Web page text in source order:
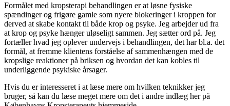
Formålet med kropsterapi behandlingen er at løsne fysiske
spændinger og frigøre gamle som nyere blokeringer i kroppen for
derved at skabe kontakt til både krop og psyke. Jeg arbejder ud fra
at krop og psyke hænger uløseligt sammen. Jeg sætter ord på. Jeg
fortæller hvad jeg oplever undervejs i behandlingen, det har bl.a. det
formål, at fremme klientens forståelse af sammenhængen med de
kropslige reaktioner på briksen og hvordan det kan kobles til
underliggende psykiske årsager.
Hvis du er interesseret i at læse mere om hvilken teknikker jeg
bruger, så kan du læse meget mere om det i andre indlæg her på